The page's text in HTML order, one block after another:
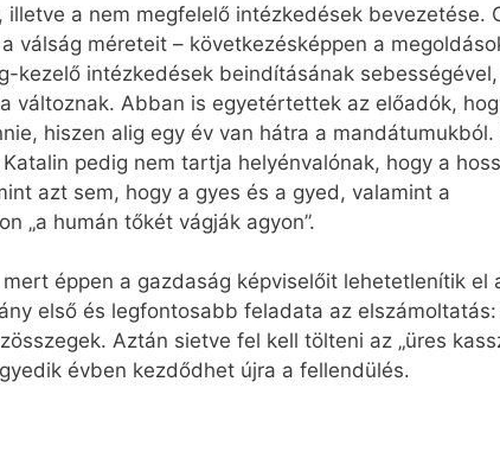
a nem megfelelő intézkedések bevezetése.
válság méreteit – következésképpen a
kezelő intézkedések beindításának
változnak. Abban is egyetértettek az előadók,
hiszen alig egy év van hátra a mandátumukból.
pedig nem tartja helyénvalónak, hogy a
azt sem, hogy a gyes és a gyed, valamint a
„a humán tőkét vágják agyon”.
éppen a gazdaság képviselőit lehetetlenítik el
első és legfontosabb feladata az elszámoltatás:
Aztán sietve fel kell tölteni az „üres
évben kezdődhet újra a fellendülés.